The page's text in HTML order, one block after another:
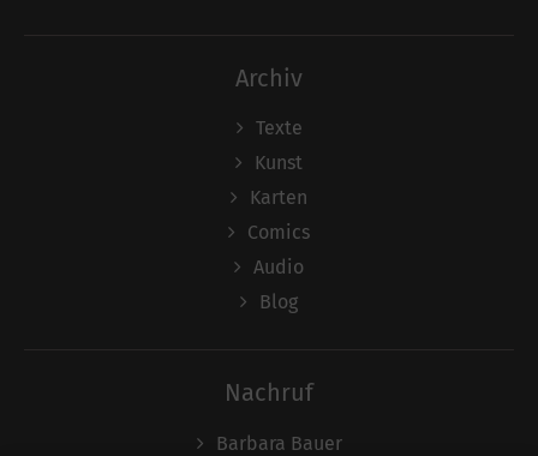
Archiv
Texte
Kunst
Karten
Comics
Audio
Blog
Nachruf
Barbara Bauer